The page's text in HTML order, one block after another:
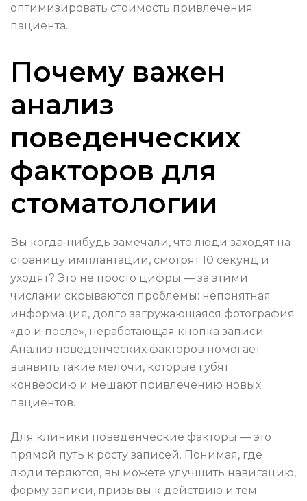
оптимизировать стоимость привлечения
пациента.
Почему важен
анализ
поведенческих
факторов для
стоматологии
Вы когда‑нибудь замечали, что люди заходят на
страницу имплантации, смотрят 10 секунд и
уходят? Это не просто цифры — за этими
числами скрываются проблемы: непонятная
информация, долго загружающаяся фотография
«до и после», неработающая кнопка записи.
Анализ поведенческих факторов помогает
выявить такие мелочи, которые губят
конверсию и мешают привлечению новых
пациентов.
Для клиники поведенческие факторы — это
прямой путь к росту записей. Понимая, где
люди теряются, вы можете улучшить навигацию,
форму записи, призывы к действию и тем